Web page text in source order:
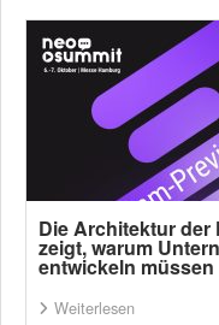
Die Architektur der
zeigt, warum
entwickeln müssen
Weiterlesen